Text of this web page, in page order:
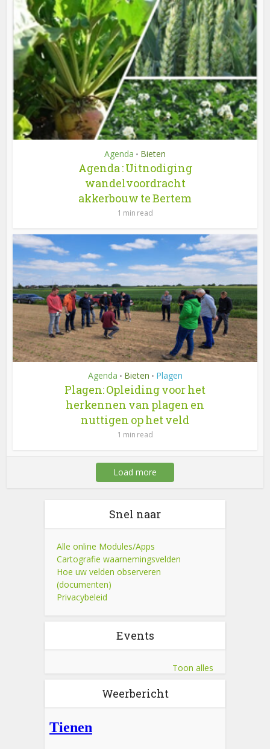
Agenda • Bieten
Agenda : Uitnodiging
wandelvoordracht
akkerbouw te Bertem
1 min read
Agenda • Bieten • Plagen
Plagen: Opleiding voor het
herkennen van plagen en
nuttigen op het veld
1 min read
Load more
Snel naar
Alle online Modules/Apps
Cartografie waarnemingsvelden
Hoe uw velden observeren
(documenten)
Privacybeleid
Events
Toon alles
Weerbericht